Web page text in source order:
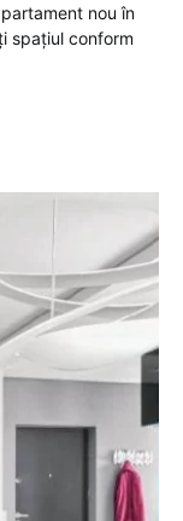
nou în
spațiul conform